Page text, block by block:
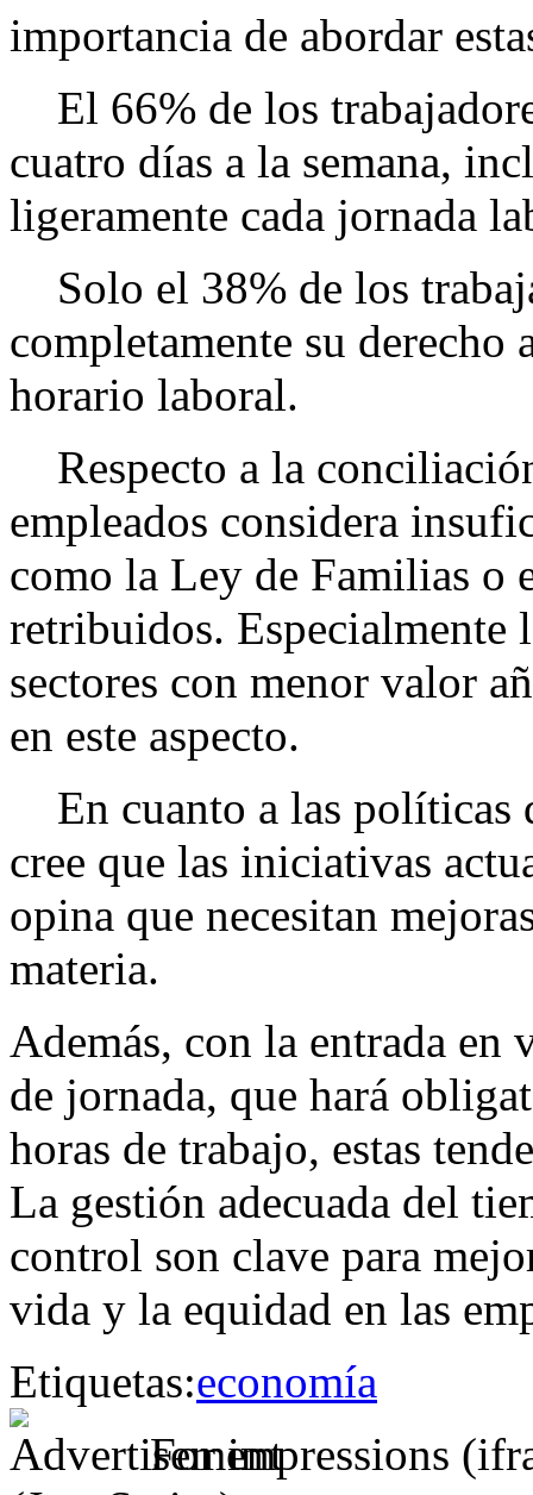
importancia de abordar
El 66% de los
cuatro días a la semana,
ligeramente cada jornada
Solo el 38% de los
completamente su
horario laboral.
Respecto a la
empleados considera
como la Ley de Familias o
retribuidos. Especialmente
sectores con menor valor
en este aspecto.
En cuanto a las políticas
cree que las iniciativas
opina que necesitan
materia.
Además, con la entrada
de jornada, que hará
horas de trabajo, estas
La gestión adecuada del
control son clave para
vida y la equidad en las
Etiquetas:economía
For impressions